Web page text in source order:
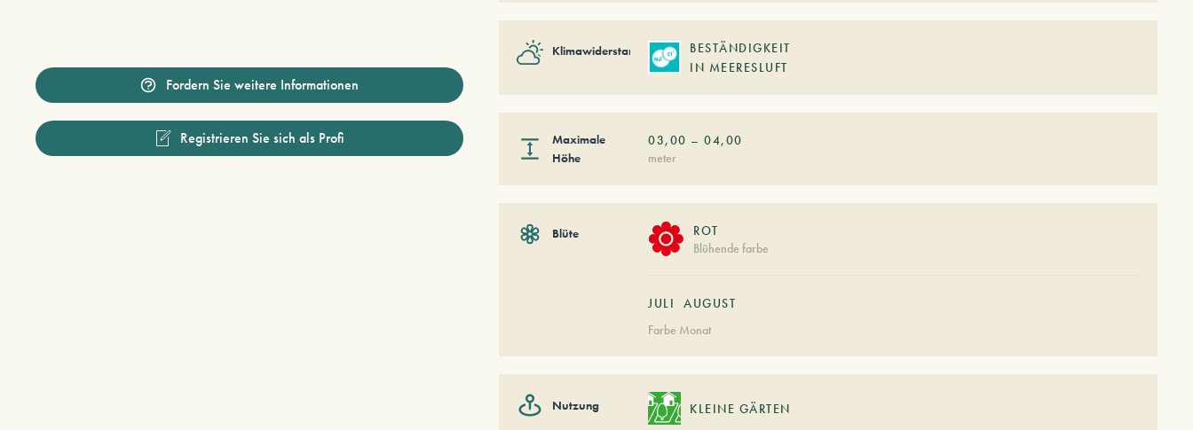
Fordern Sie weitere Informationen
Registrieren Sie sich als Profi
Klimawiderstand
BESTÄNDIGKEIT
IN MEERESLUFT
Maximale
Höhe
03,00 –04,00
meter
Blüte
ROT
Blühende farbe
JULI
AUGUST
Farbe Monat
Nutzung KLEINE GÄRTEN